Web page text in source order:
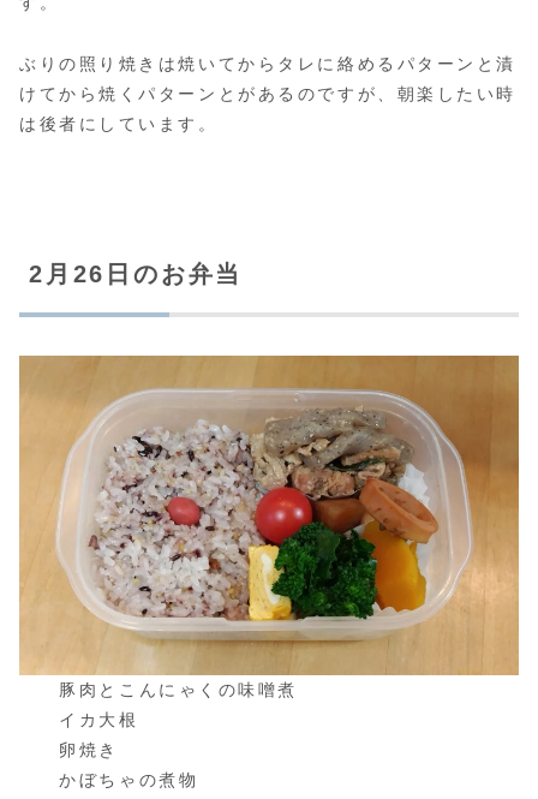
ぶりの照り焼きは焼いてからタレに絡めるパターンと漬
けてから焼くパターンとがあるのですが、朝楽したい時
は後者にしています。
2月26日のお弁当
豚肉とこんにゃくの味噌煮
イカ大根
卵焼き
かぼちゃの煮物